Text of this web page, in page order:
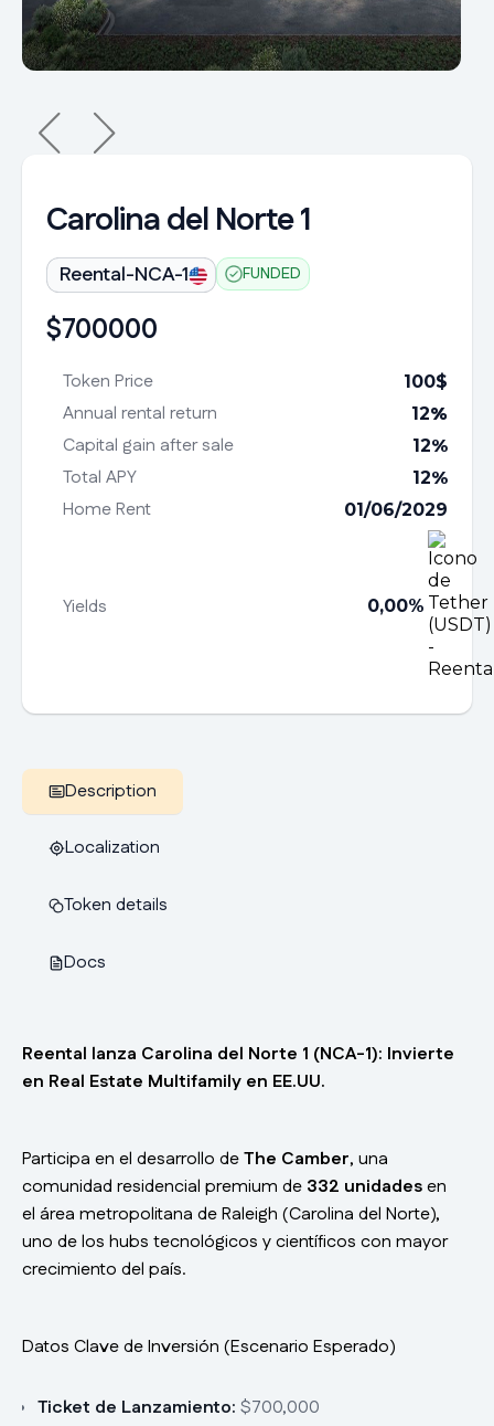
Carolina del Norte 1
Reental-NCA-1 FUNDED
$700000
Token Price 100$
Annual rental return 12%
Capital gain after sale 12%
Total APY 12%
Home Rent 01/06/2029
Yields 0,00%
Description
Localization
Token details
Docs
Reental lanza Carolina del Norte 1 (NCA-1): Invierte
en Real Estate Multifamily en EE.UU.
Participa en el desarrollo deThe Camber, una
comunidad residencial premium de 332 unidadesen
el área metropolitana de Raleigh (Carolina del Norte),
uno de los hubs tecnológicos y científicos con mayor
crecimiento del país.
Datos Clave de Inversión (Escenario Esperado)
Ticket de Lanzamiento: $700,000